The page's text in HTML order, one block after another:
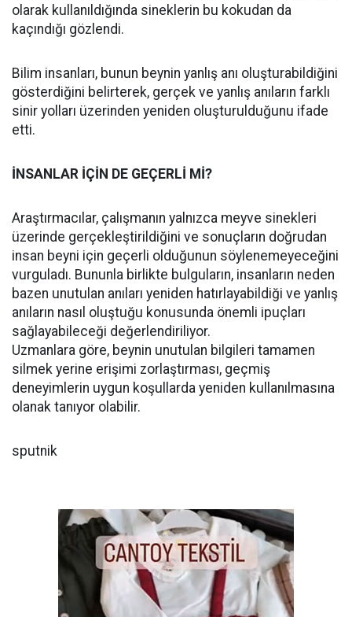
olarak kullanıldığında sineklerin bu kokudan da
kaçındığı gözlendi.
Bilim insanları, bunun beynin yanlış anı oluşturabildiğini
gösterdiğini belirterek, gerçek ve yanlış anıların farklı
sinir yolları üzerinden yeniden oluşturulduğunu ifade
etti.
İNSANLAR İÇİN DE GEÇERLİ Mİ?
Araştırmacılar, çalışmanın yalnızca meyve sinekleri
üzerinde gerçekleştirildiğini ve sonuçların doğrudan
insan beyni için geçerli olduğunun söylenemeyeceğini
vurguladı. Bununla birlikte bulguların, insanların neden
bazen unutulan anıları yeniden hatırlayabildiği ve yanlış
anıların nasıl oluştuğu konusunda önemli ipuçları
sağlayabileceği değerlendiriliyor.
Uzmanlara göre, beynin unutulan bilgileri tamamen
silmek yerine erişimi zorlaştırması, geçmiş
deneyimlerin uygun koşullarda yeniden kullanılmasına
olanak tanıyor olabilir.
sputnik